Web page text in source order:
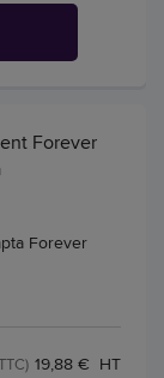
Forever
Forever
19,88 € HT